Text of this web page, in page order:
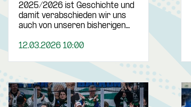
2025/2026 ist Geschichte und
damit verabschieden wir uns
auch von unseren bisherigen…
12.03.2026 10:00